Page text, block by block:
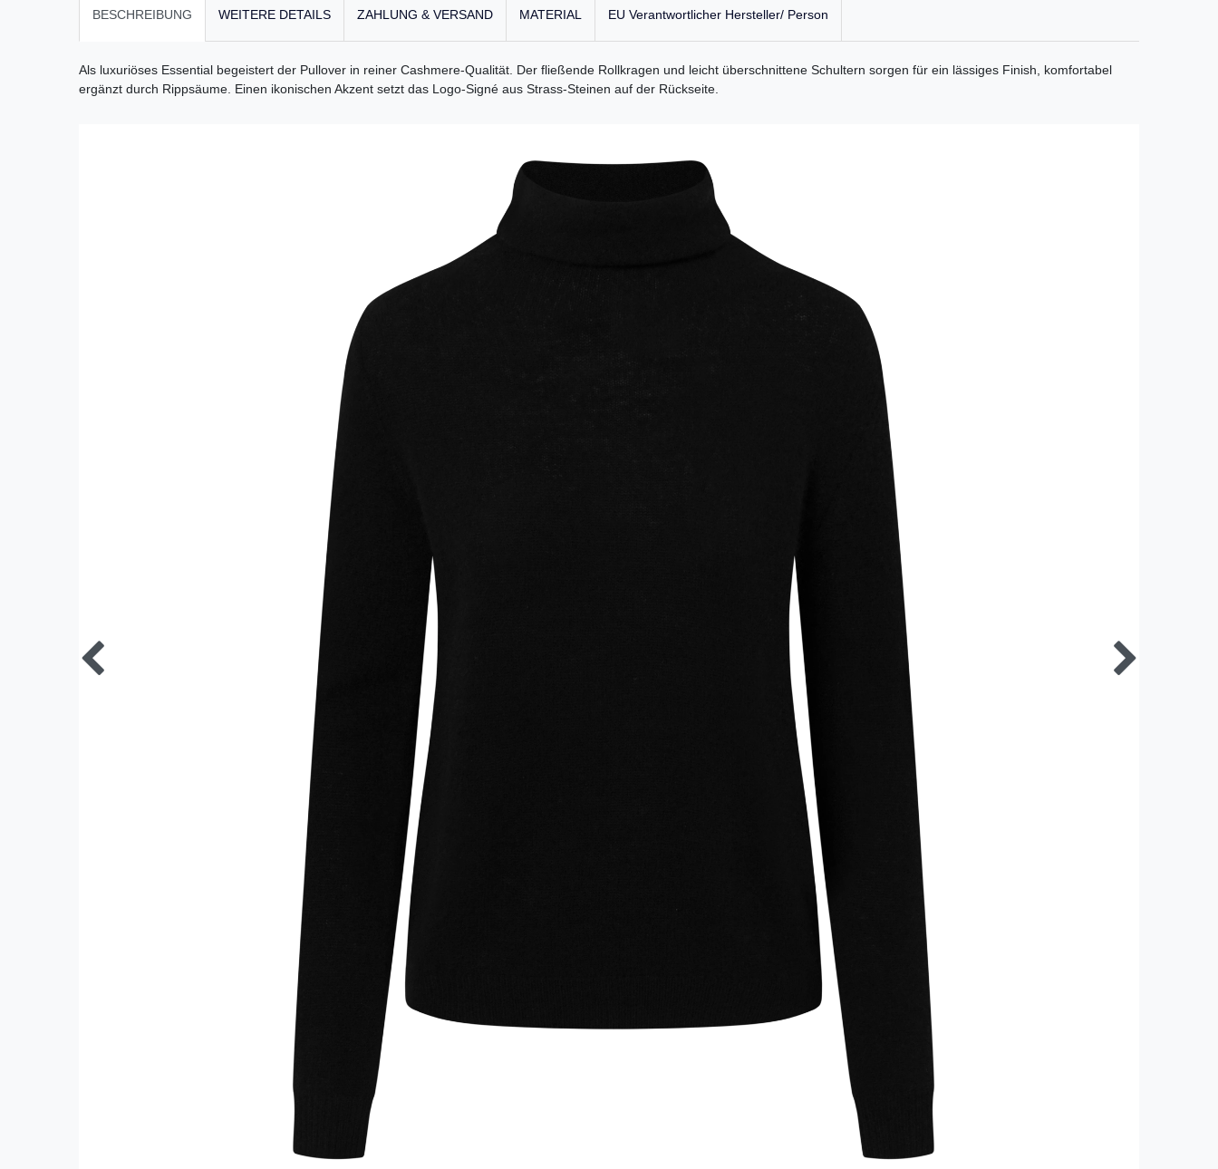
BESCHREIBUNG WEITERE DETAILS ZAHLUNG & VERSAND MATERIAL EU Verantwortlicher Hersteller/ Person
Als luxuriöses Essential begeistert der Pullover in reiner Cashmere-Qualität. Der fließende Rollkragen und leicht überschnittene Schultern sorgen für ein lässiges Finish, komfortabel
ergänzt durch Rippsäume. Einen ikonischen Akzent setzt das Logo-Signé aus Strass-Steinen auf der Rückseite.